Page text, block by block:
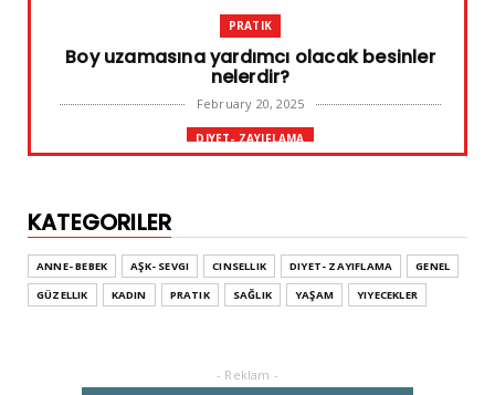
PRATIK
Boy uzamasına yardımcı olacak besinler
nelerdir?
February 20, 2025
DIYET- ZAYIFLAMA
Leke ve çatlak tedavisinde radyofrekans
yöntemi
February 02, 2025
Dufold Etiketler Hakkında Bilgi
KATEGORILER
ANNE- BEBEK AŞK- SEVGI CINSELLIK DIYET- ZAYIFLAMA
GENEL
GÜZELLIK
KADIN PRATIK SAĞLIK YAŞAM YIYECEKLER
- Reklam -